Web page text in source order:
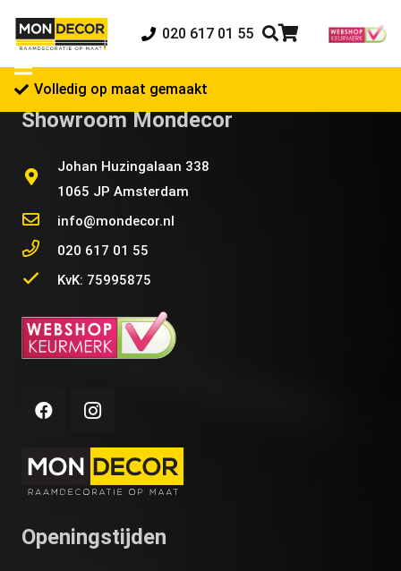
020 617 01 55
Volledig op maat gemaakt
Showroom Mondecor
Johan Huzingalaan 338
1065 JP Amsterdam
info@mondecor.nl
020 617 01 55
KvK: 75995875
Openingstijden